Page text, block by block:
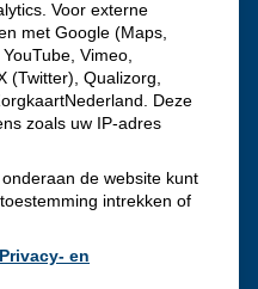
Voor externe
met Google (Maps,
Vimeo,
(Twitter), Qualizorg,
Deze
zoals uw IP-adres
de website kunt
intrekken of
en